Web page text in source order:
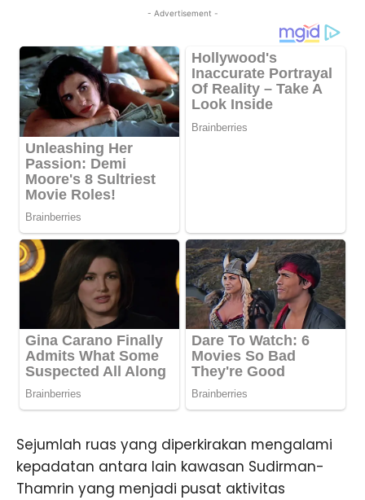
- Advertisement -
Sejumlah ruas yang diperkirakan mengalami
kepadatan antara lain kawasan Sudirman-
Thamrin yang menjadi pusat aktivitas